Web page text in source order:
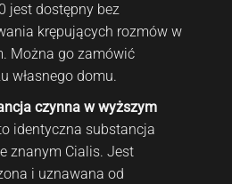
jest dostępny bez
krępujących rozmów w
Można go zamówić
własnego domu.
czynna w wyższym
identyczna substancja
znanym Cialis. Jest
i uznawana od